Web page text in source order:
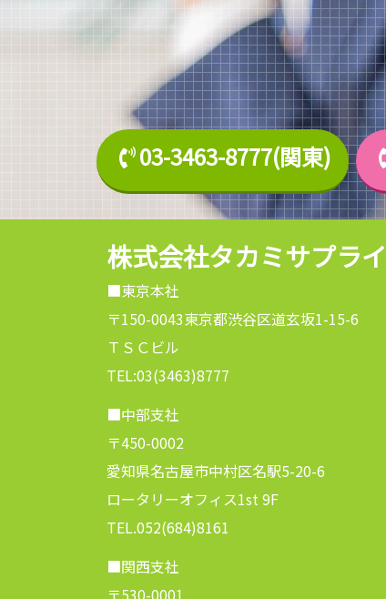
03-3463-8777(関東)
株式会社タカミサプライ
■東京本社
〒150-0043東京都渋谷区道玄坂1-15-6
ＴＳＣビル
TEL:03(3463)8777
■中部支社
〒450-0002
愛知県名古屋市中村区名駅5-20-6
ロータリーオフィス1st 9F
TEL.052(684)8161
■関西支社
〒530-0001